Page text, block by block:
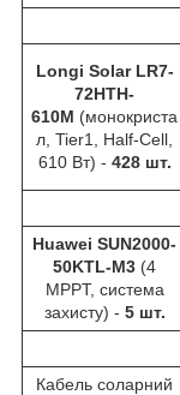
Longi Solar LR7-
72HTH-
610M (монокриста
л, Tier1, Half-Cell,
610 Вт) - 428 шт.
Huawei SUN2000-
50KTL-M3 (4
MPPT, система
захисту) - 5 шт.
Кабель соларний